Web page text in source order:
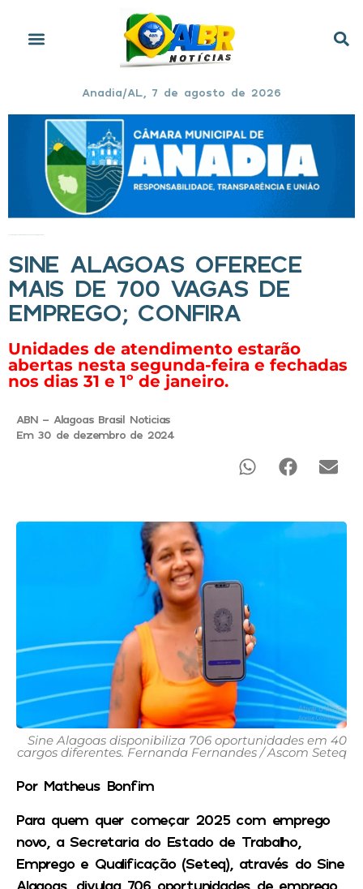
Anadia/AL, 7 de agosto de 2026
SINE ALAGOAS OFERECE
MAIS DE 700 VAGAS DE
EMPREGO; CONFIRA
Unidades de atendimento estarão
abertas nesta segunda-feira e fechadas
nos dias 31 e 1º de janeiro.
ABN - Alagoas Brasil Noticias
Em 30 de dezembro de 2024
Sine Alagoas disponibiliza 706 oportunidades em 40
cargos diferentes. Fernanda Fernandes / Ascom Seteq
Por Matheus Bonfim
Para quem quer começar 2025 com emprego
novo, a Secretaria do Estado de Trabalho,
Emprego e Qualificação (Seteq), através do Sine
Alagoas, divulga 706 oportunidades de emprego